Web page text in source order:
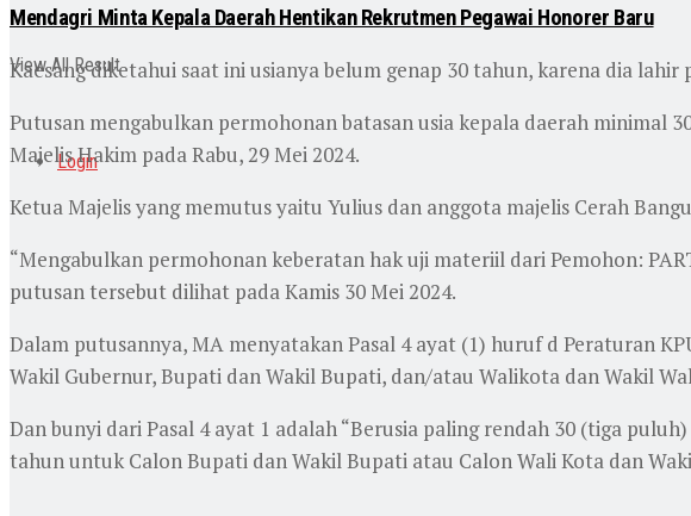
View All Result
Login
Mendagri Minta Kepala Daerah Hentikan Rekrutmen Pegawai Honorer Baru
Kaesang diketahui saat ini usianya belum genap 30 tahun, karena dia
Putusan mengabulkan permohonan batasan usia kepala daerah minimal
Majelis Hakim pada Rabu, 29 Mei 2024.
Ketua Majelis yang memutus yaitu Yulius dan anggota majelis Cerah
“Mengabulkan permohonan keberatan hak uji materiil dari Pemohon:
putusan tersebut dilihat pada Kamis 30 Mei 2024.
Dalam putusannya, MA menyatakan Pasal 4 ayat (1) huruf d Peraturan
Wakil Gubernur, Bupati dan Wakil Bupati, dan/atau Walikota dan Wakil
Dan bunyi dari Pasal 4 ayat 1 adalah “Berusia paling rendah 30 (tiga
tahun untuk Calon Bupati dan Wakil Bupati atau Calon Wali Kota dan